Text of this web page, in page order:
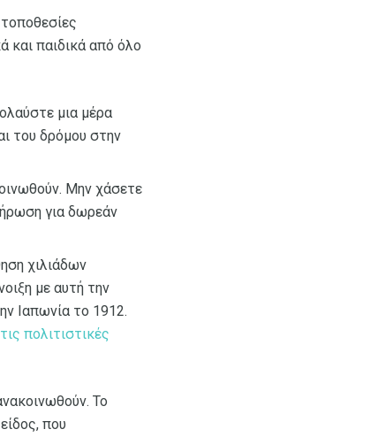
και παιδικά από όλο
μια μέρα
του δρόμου στην
Μην χάσετε
για δωρεάν
χιλιάδων
με αυτή την
Ιαπωνία το 1912.
πολιτιστικές
Το
που